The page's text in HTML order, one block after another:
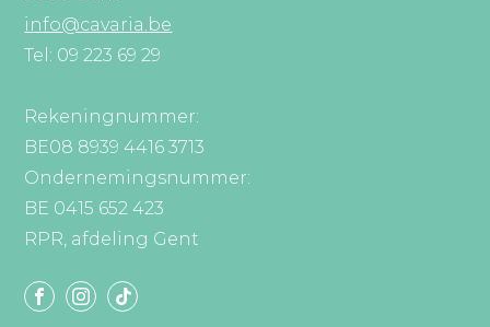
info@cavaria.be
Tel: 09 223 69 29
Rekeningnummer:
BE08 8939 4416 3713
Ondernemingsnummer:
BE 0415 652 423
RPR, afdeling Gent